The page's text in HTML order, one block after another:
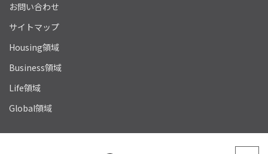
お問い合わせ
サイトマップ
Housing領域
Business領域
Life領域
Global領域